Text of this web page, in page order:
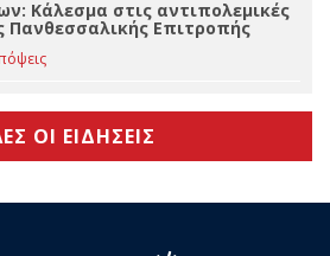
ενισχύει την Πολιτική
Σοφάδων με 300.000 ευρώ
Κάλεσμα στις αντιπολεμικές
Πανθεσσαλικής Επιτροπής